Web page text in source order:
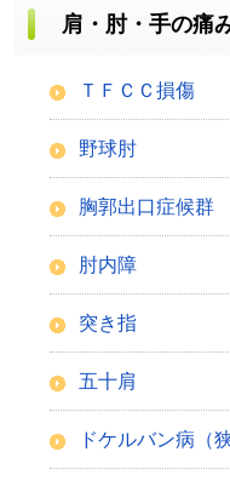
肩・肘・手の痛
ＴＦＣＣ損傷
野球肘
胸郭出口症候群
肘内障
突き指
五十肩
ドケルバン病（